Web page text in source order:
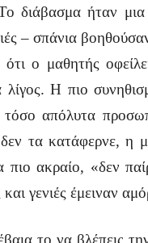
ήταν μια
– σπάνια
ότι ο μαθητής
λίγος. Η πιο
απόλυτα
δεν τα κατάφερνε, η
πιο ακραίο, «δεν
και γενιές έμειναν
το να βλέπεις